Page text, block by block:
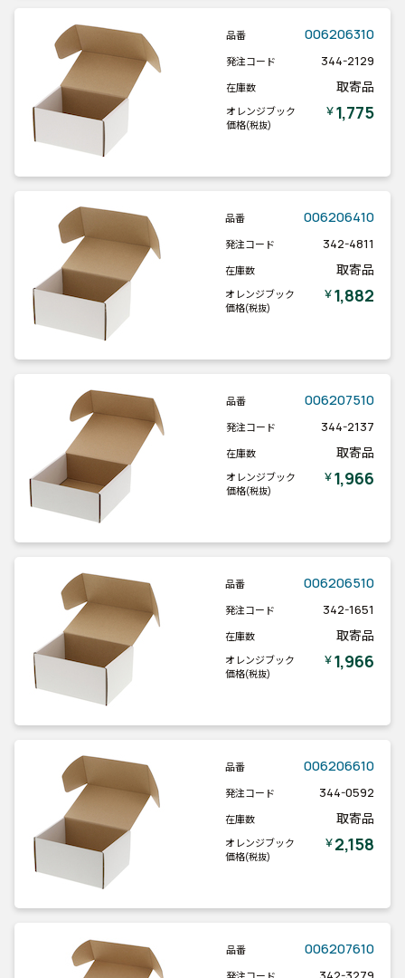
品番 006206310
発注コード 344-2129
在庫数 取寄品
オレンジブック
価格(税抜)
￥1,775
品番 006206410
発注コード 342-4811
在庫数 取寄品
オレンジブック
価格(税抜)
￥1,882
品番 006207510
発注コード 344-2137
在庫数 取寄品
オレンジブック
価格(税抜)
￥1,966
品番 006206510
発注コード 342-1651
在庫数 取寄品
オレンジブック
価格(税抜)
￥1,966
品番 006206610
発注コード 344-0592
在庫数 取寄品
オレンジブック
価格(税抜)
￥2,158
品番 006207610